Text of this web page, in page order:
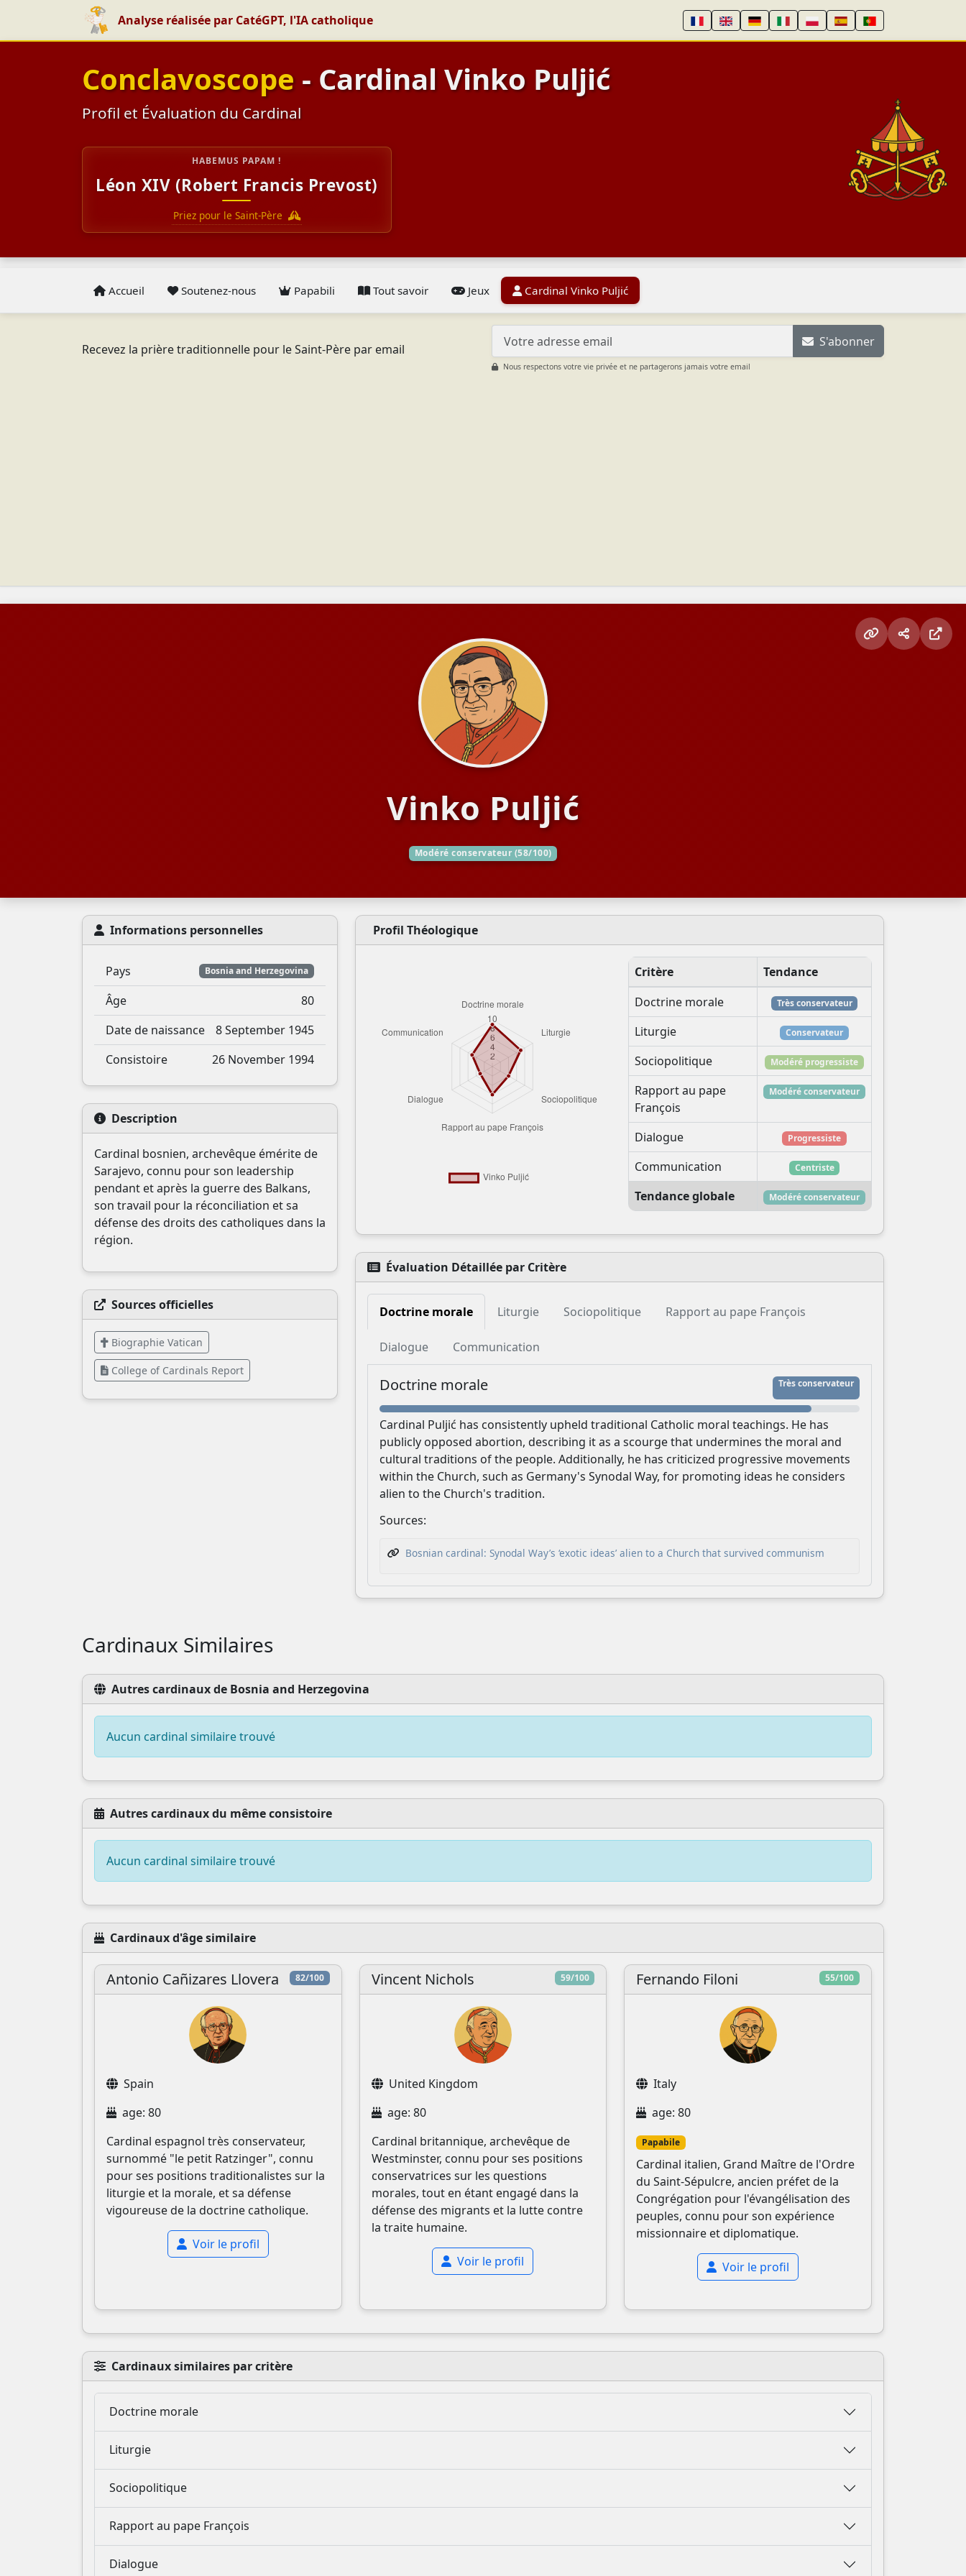
Analyse réalisée par CatéGPT, l'IA catholique
Conclavoscope - Cardinal Vinko Puljić
Profil et Évaluation du Cardinal
HABEMUS PAPAM !
Léon XIV (Robert Francis Prevost)
Priez pour le Saint-Père
Accueil Soutenez-nous Papabili Tout savoir Jeux Cardinal Vinko Puljić
Recevez la prière traditionnelle pour le Saint-Père par email S'abonner
Nous respectons votre vie privée et ne partagerons jamais votre email
Vinko Puljić
Modéré conservateur (58/100)
Informations personnelles
Pays Bosnia and Herzegovina
Âge
80
Date de naissance
8 September 1945
Consistoire
26 November 1994
Description
Cardinal bosnien, archevêque émérite de
Sarajevo, connu pour son leadership
pendant et après la guerre des Balkans,
son travail pour la réconciliation et sa
défense des droits des catholiques dans la
région.
Sources officielles
Biographie Vatican
College of Cardinals Report
Profil Théologique
Critère
Tendance
Doctrine morale
Très conservateur
Liturgie Conservateur
Sociopolitique Modéré progressiste
Rapport au pape
François
Modéré conservateur
Dialogue Progressiste
Communication Centriste
Tendance globale Modéré conservateur
Évaluation Détaillée par Critère
Doctrine morale Liturgie Sociopolitique Rapport au pape François
Dialogue Communication
Doctrine morale Très conservateur
Cardinal Puljić has consistently upheld traditional Catholic moral teachings. He has
publicly opposed abortion, describing it as a scourge that undermines the moral and
cultural traditions of the people. Additionally, he has criticized progressive movements
within the Church, such as Germany's Synodal Way, for promoting ideas he considers
alien to the Church's tradition.
Sources:
Bosnian cardinal: Synodal Way’s ‘exotic ideas’ alien to a Church that survived communism
Cardinaux Similaires
Autres cardinaux de Bosnia and Herzegovina
Aucun cardinal similaire trouvé
Autres cardinaux du même consistoire
Aucun cardinal similaire trouvé
Cardinaux d'âge similaire
82/100
Antonio Cañizares Llovera
Spain
age: 80
Cardinal espagnol très conservateur,
surnommé "le petit Ratzinger", connu
pour ses positions traditionalistes sur la
liturgie et la morale, et sa défense
vigoureuse de la doctrine catholique.
Voir le profil
59/100
Vincent Nichols
United Kingdom
age: 80
Cardinal britannique, archevêque de
Westminster, connu pour ses positions
conservatrices sur les questions
morales, tout en étant engagé dans la
défense des migrants et la lutte contre
la traite humaine.
Voir le profil
55/100
Fernando Filoni
Italy
age: 80
Papabile
Cardinal italien, Grand Maître de l'Ordre
du Saint-Sépulcre, ancien préfet de la
Congrégation pour l'évangélisation des
peuples, connu pour son expérience
missionnaire et diplomatique.
Voir le profil
Cardinaux similaires par critère
Doctrine morale
Liturgie
Sociopolitique
Rapport au pape François
Dialogue
Soutenez CatéGPT
CatéGPT.chat
Aidez-nous à continuer notre mission
CatéGPT, la structure qui a créé Conclavoscope, a
besoin de votre soutien pour continuer à
développer des outils d'analyse et de
compréhension de l'Église catholique.
Développement
technique
Recherche
approfondie
Analyses
indépendantes
Faire un don Plus tard